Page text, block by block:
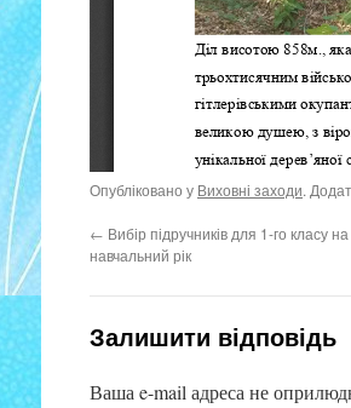
Опубліковано у Виховні заходи.
← Вибір підручників для 1-го класу
навчальний рік
Залишити відповідь
Ваша e-mail адреса не